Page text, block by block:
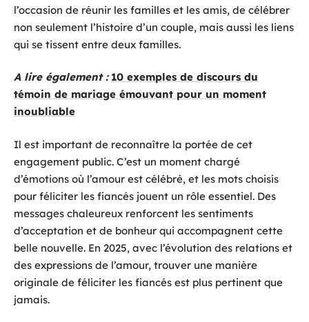
l’occasion de réunir les familles et les amis, de célébrer
non seulement l’histoire d’un couple, mais aussi les liens
qui se tissent entre deux familles.
A lire également : 10 exemples de discours du
témoin de mariage émouvant pour un moment
inoubliable
Il est important de reconnaître la portée de cet
engagement public. C’est un moment chargé
d’émotions où l’amour est célébré, et les mots choisis
pour féliciter les fiancés jouent un rôle essentiel. Des
messages chaleureux renforcent les sentiments
d’acceptation et de bonheur qui accompagnent cette
belle nouvelle. En 2025, avec l’évolution des relations et
des expressions de l’amour, trouver une manière
originale de féliciter les fiancés est plus pertinent que
jamais.